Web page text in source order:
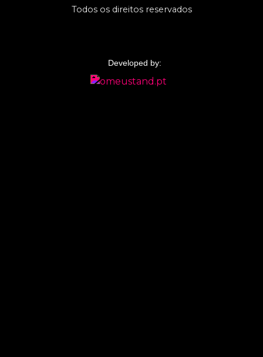
Todos os direitos reservados
Developed by: